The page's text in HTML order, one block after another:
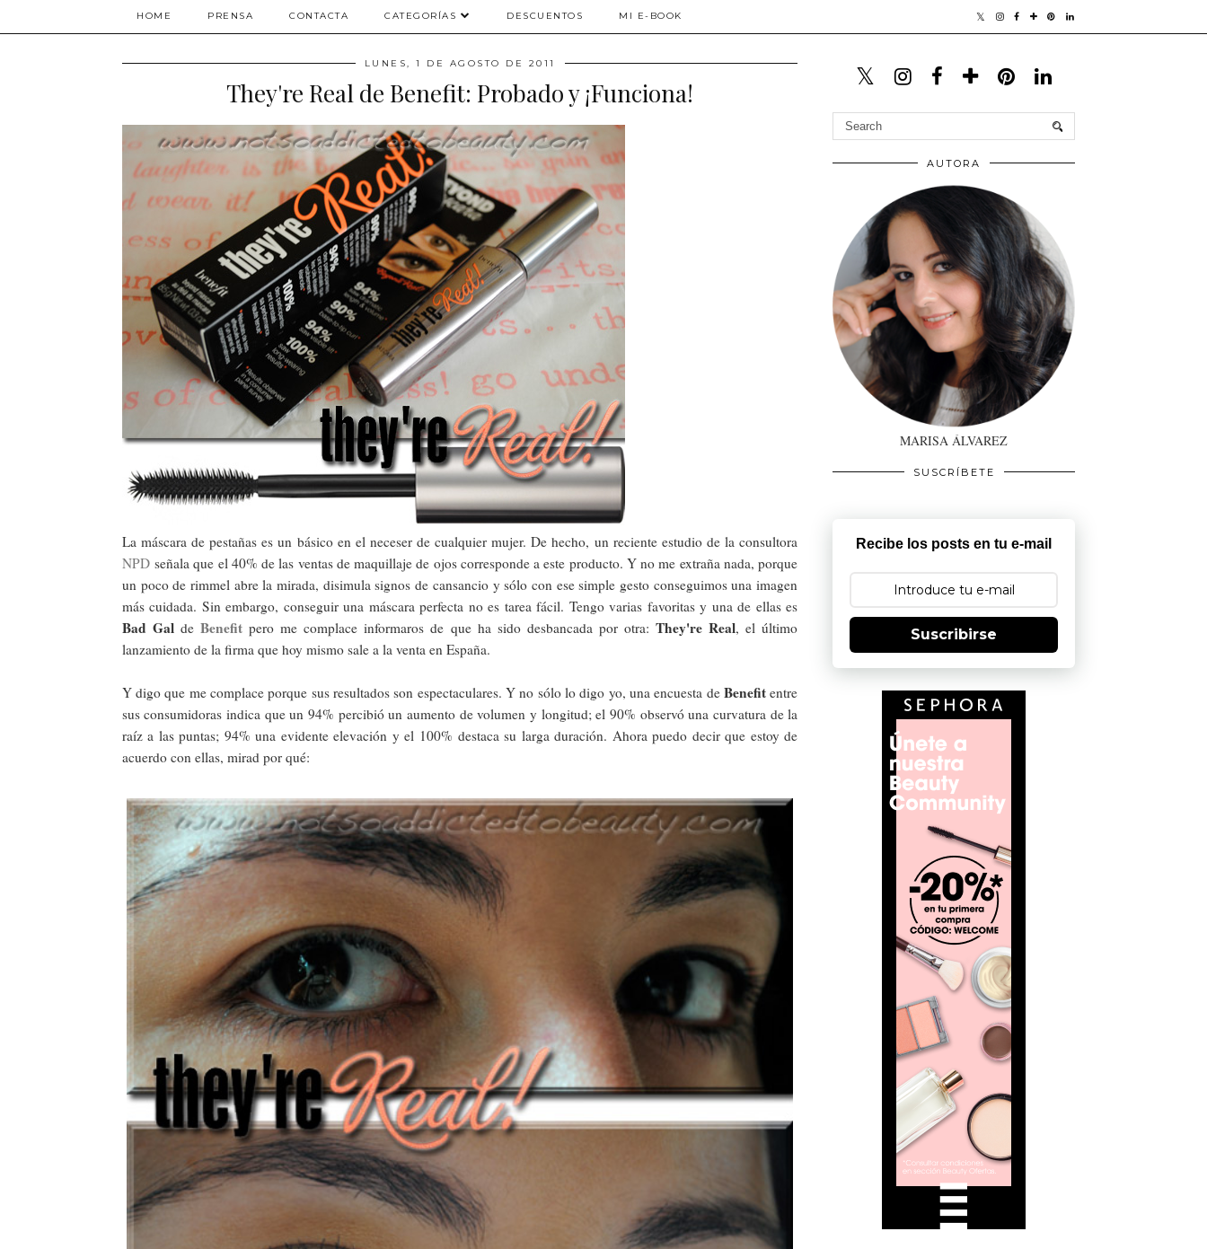
HOME PRENSA CONTACTA CATEGORÍAS DESCUENTOS MI E-BOOK
LUNES, 1 DE AGOSTO DE 2011
They're Real de Benefit: Probado y ¡Funciona!
La máscara de pestañas es un básico en el neceser de cualquier mujer. De hecho, un reciente estudio de la consultora
NPDseñala que el 40% de las ventas de maquillaje de ojos corresponde a este producto. Y no me extraña nada, porque
un poco de rimmel abre la mirada, disimula signos de cansancio y sólo con ese simple gesto conseguimos una imagen
más cuidada. Sin embargo, conseguir una máscara perfecta no es tarea fácil. Tengo varias favoritas y una de ellas es
Bad GaldeBenefit pero me complace informaros de que ha sido desbancada por otra: They're Real, el último
lanzamiento de la firma que hoy mismo sale a la venta en España.
Y digo que me complace porque sus resultados son espectaculares. Y no sólo lo digo yo, una encuesta de Benefitentre
sus consumidoras indica que un 94% percibió un aumento de volumen y longitud; el 90% observó una curvatura de la
raíz a las puntas; 94% una evidente elevación y el 100% destaca su larga duración. Ahora puedo decir que estoy de
acuerdo con ellas, mirad por qué:
AUTORA
MARISA ÁLVAREZ
SUSCRÍBETE
Recibe los posts en tu e-mail
Suscribirse